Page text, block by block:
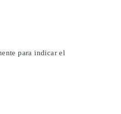
para indicar el